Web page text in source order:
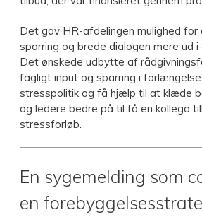
Det gav HR-afdelingen mulighed
sparring og brede dialogen mere ud i
Det ønskede udbytte af
fagligt input og sparring i
stresspolitik og få hjælp til at klæde
og ledere bedre på til få en kollega
stressforløb.
En sygemelding som
en